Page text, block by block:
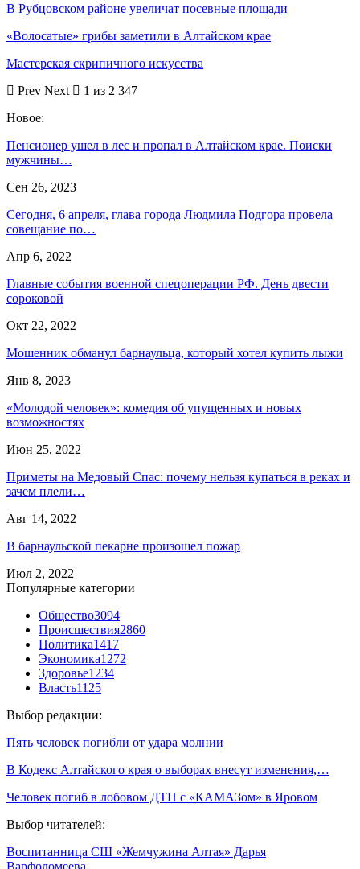
В Рубцовском районе увеличат посевные площади
«Волосатые» грибы заметили в Алтайском крае
Мастерская скрипичного искусства
Prev Next
1 из 2 347
Новое:
Пенсионер ушел в лес и пропал в Алтайском крае. Поиски
мужчины…
Сен 26, 2023
Сегодня, 6 апреля, глава города Людмила Подгора провела
совещание по…
Апр 6, 2022
Главные события военной спецоперации РФ. День двести
сороковой
Окт 22, 2022
Мошенник обманул барнаульца, который хотел купить лыжи
Янв 8, 2023
«Молодой человек»: комедия об упущенных и новых
возможностях
Июн 25, 2022
Приметы на Медовый Спас: почему нельзя купаться в реках и
зачем плели…
Авг 14, 2022
В барнаульской пекарне произошел пожар
Июл 2, 2022
Популярные категории
Общество3094
Происшествия2860
Политика1417
Экономика1272
Здоровье1234
Власть1125
Выбор редакции:
Пять человек погибли от удара молнии
В Кодекс Алтайского края о выборах внесут изменения,…
Человек погиб в лобовом ДТП с «КАМАЗом» в Яровом
Выбор читателей:
Воспитанница СШ «Жемчужина Алтая» Дарья
Варфоломеева…